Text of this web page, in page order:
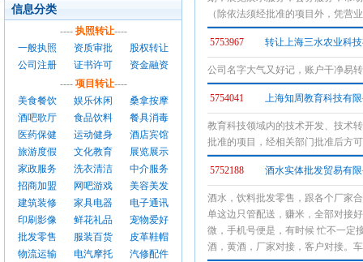
信息分类
---- 执照转让----
一般执照
资质审批
股权转让
公司注册
证书许可
资金融资
---- 项目转让----
美食餐饮
娱乐休闲
桑拿按摩
酒吧歌厅
食品饮料
餐具消毒
医药保健
运动健身
酒店宾馆
旅游度假
文化教育
展览展示
家政服务
洗衣清洁
中介服务
招商加盟
网吧游戏
美容美发
建筑装修
家具电器
电子通讯
印刷影像
鲜花礼品
宠物爱好
批发零售
服装百货
皮革鞋帽
物流运输
电汽摩托
汽修配件
（除依法须经批准的项目外，凭营
5753967 转让上海三水农业科
公司名字大气又好记，账户干净易
5754041 上海知周教育科技有
教育科技领域内的技术开发、技术
批准的项目，经相关部门批准后方
5752188 酒水实体批发贸易有
酒水，饮料批发零售，跟各个厂家
单这边只管配送，赚米，全部对接
微，手机号便是，有时候 忙不一定
酒，黄酒，厂家对接，客户对接。